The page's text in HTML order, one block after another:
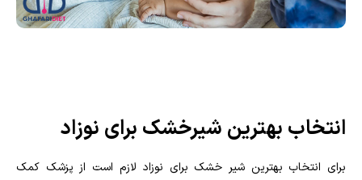
انتخاب بهترین شیرخشک برای نوزاد
برای انتخاب بهترین شیر خشک برای نوزاد لازم است از پزشک کمک